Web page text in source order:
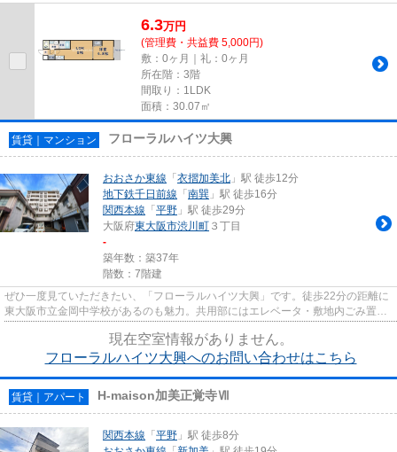
るのが、敷地内ごみ置き場のあ...
6.3万円
(管理費・共益費 5,000円)
敷：0ヶ月｜礼：0ヶ月
所在階：3階
間取り：1LDK
面積：30.07㎡
賃貸｜マンション フローラルハイツ大興
おおさか東線 「衣摺加美北 」駅 徒歩12分
地下鉄千日前線 「南巽 」駅 徒歩16分
関西本線 「平野 」駅 徒歩29分
大阪府東大阪市渋川町 ３丁目
-
築年数：築37年
階数：7階建
ぜひ一度見ていただきたい、「フローラルハイツ大興」です。徒歩22分の距離に
東大阪市立金岡中学校があるのも魅力。共用部にはエレベータ・敷地内ごみ置き
場などが揃っております。風...
現在空室情報がありません。
フローラルハイツ大興へのお問い合わせはこちら
賃貸｜アパート H-maison加美正覚寺Ⅶ
関西本線 「平野 」駅 徒歩8分